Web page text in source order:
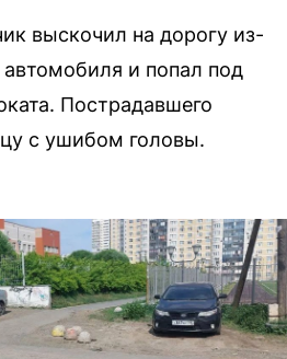
выскочил на дорогу из-
автомобиля и попал под
Пострадавшего
с ушибом головы.